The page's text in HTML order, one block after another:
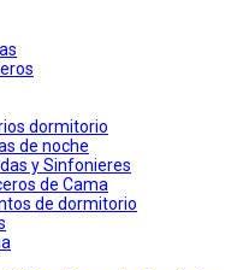
dormitorio
de noche
y Sinfonieres
de Cama
de dormitorio